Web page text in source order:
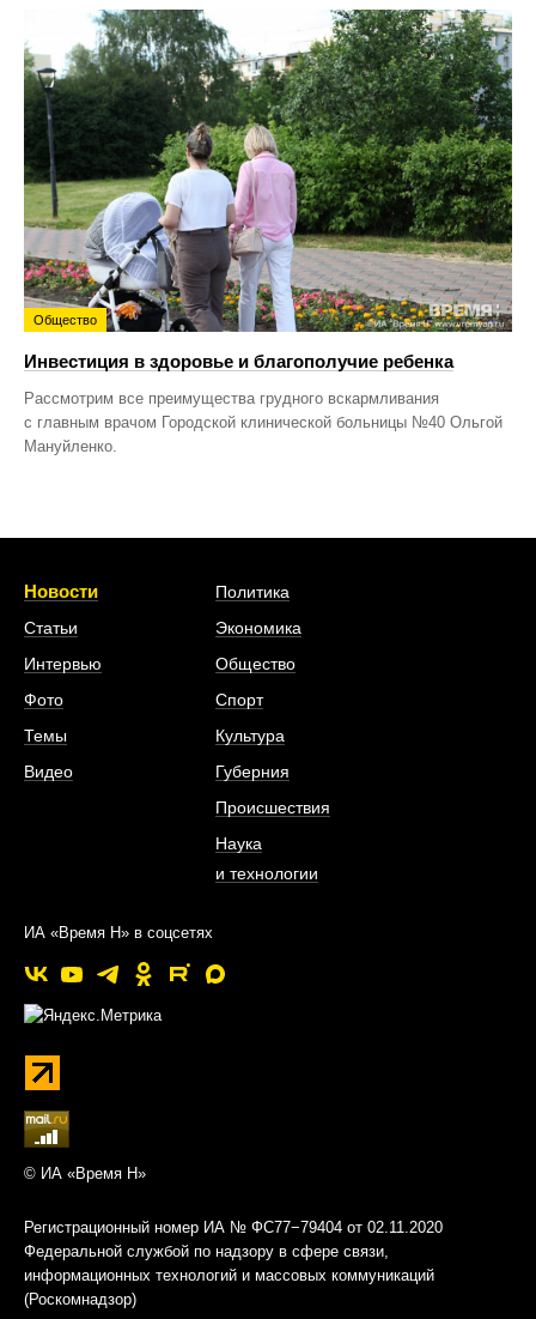
Общество
Инвестиция в здоровье и благополучие ребенка
Рассмотрим все преимущества грудного вскармливания
с главным врачом Городской клинической больницы №40 Ольгой
Мануйленко.
Новости
Статьи
Интервью
Фото
Темы
Видео
Политика
Экономика
Общество
Спорт
Культура
Губерния
Происшествия
Наука
и технологии
ИА «Время Н» в соцсетях
© ИА «Время Н»
Регистрационный номер ИА № ФС77−79404 от 02.11.2020
Федеральной службой по надзору в сфере связи,
информационных технологий и массовых коммуникаций
(Роскомнадзор)